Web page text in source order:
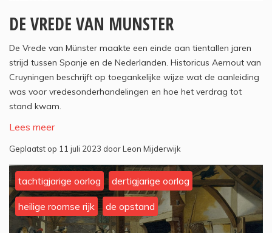
DE VREDE VAN MUNSTER
De Vrede van Münster maakte een einde aan tientallen jaren
strijd tussen Spanje en de Nederlanden. Historicus Aernout van
Cruyningen beschrijft op toegankelijke wijze wat de aanleiding
was voor vredesonderhandelingen en hoe het verdrag tot
stand kwam.
Lees meer
Geplaatst op 11 juli 2023 door Leon Mijderwijk
tachtigjarige oorlog dertigjarige oorlog
heilige roomse rijk de opstand